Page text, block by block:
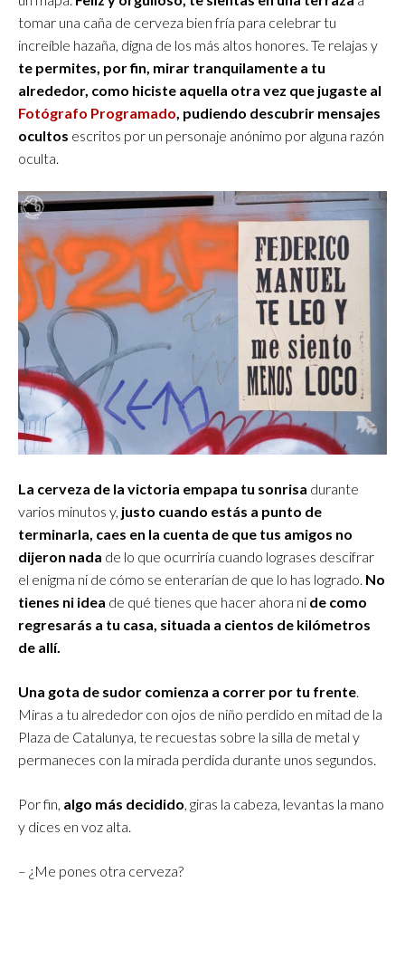
tomar una caña de cerveza bien fría para celebrar tu
increíble hazaña, digna de los más altos honores. Te relajas y
te permites, por fin, mirar tranquilamente a tu
alrededor, como hiciste aquella otra vez que jugaste al
Fotógrafo Programado , pudiendo descubrir mensajes
ocultos escritos por un personaje anónimo por alguna razón
oculta.
La cerveza de la victoria empapa tu sonrisa durante
varios minutos y, justo cuando estás a punto de
terminarla, caes en la cuenta de que tus amigos no
dijeron nada de lo que ocurriría cuando lograses descifrar
el enigma ni de cómo se enterarían de que lo has logrado. No
tienes ni idea de qué tienes que hacer ahora ni de como
regresarás a tu casa, situada a cientos de kilómetros
de allí.
Una gota de sudor comienza a correr por tu frente
Miras a tu alrededor con ojos de niño perdido en mitad de la
Plaza de Catalunya, te recuestas sobre la silla de metal y
permaneces con la mirada perdida durante unos segundos.
Por fin, algo más decidido , giras la cabeza, levantas la mano
y dices en voz alta.
– ¿Me pones otra cerveza?